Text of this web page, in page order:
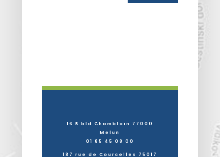
16 B bld Chamblain 77000
Melun
01 85 45 08 00
187 rue de Courcelles 75017